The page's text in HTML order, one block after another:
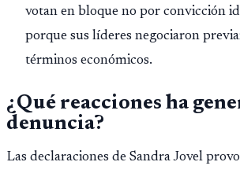
votan en bloque no por convicción
porque sus líderes negociaron
términos económicos.
¿Qué reacciones ha
denuncia?
Las declaraciones de Sandra Jovel